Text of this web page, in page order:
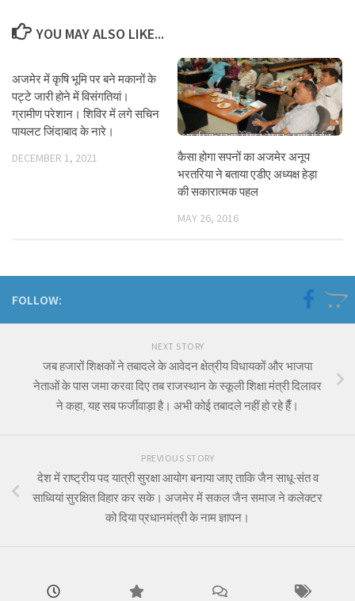
YOU MAY ALSO LIKE...
अजमेर में कृषि भूमि पर बने मकानों के
पट्टे जारी होने में विसंगतियां।
ग्रामीण परेशान। शिविर में लगे सचिन
पायलट जिंदाबाद के नारे।
DECEMBER 1, 2021
कैसा होगा सपनों का अजमेर अनूप
भरतरिया ने बताया एडीए अध्यक्ष हेड़ा
की सकारात्मक पहल
MAY 26, 2016
FOLLOW:
NEXT STORY
जब हजारों शिक्षकों ने तबादले के आवेदन क्षेत्रीय विधायकों और भाजपा
नेताओं के पास जमा करवा दिए तब राजस्थान के स्कूली शिक्षा मंत्री दिलावर
ने कहा, यह सब फर्जीवाड़ा है। अभी कोई तबादले नहीं हो रहे हैँ।
PREVIOUS STORY
देश में राष्ट्रीय पद यात्री सुरक्षा आयोग बनाया जाए ताकि जैन साधू-संत व
साध्वियां सुरक्षित विहार कर सके। अजमेर में सकल जैन समाज ने कलेक्टर
को दिया प्रधान‌मंत्री के नाम ज्ञापन।